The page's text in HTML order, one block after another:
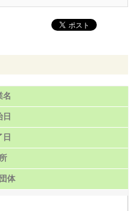
名
日
日
体